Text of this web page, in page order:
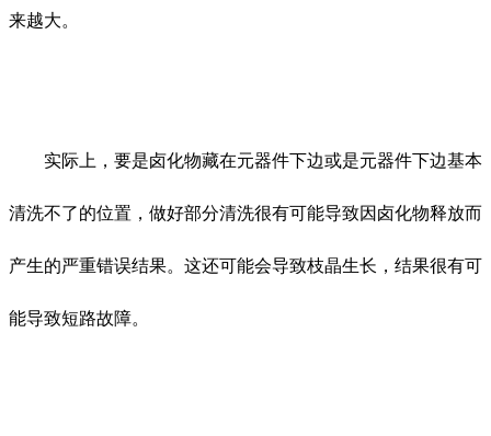
来越大。
实际上，要是卤化物藏在元器件下边或是元器件下边基本
清洗不了的位置，做好部分清洗很有可能导致因卤化物释放而
产生的严重错误结果。这还可能会导致枝晶生长，结果很有可
能导致短路故障。